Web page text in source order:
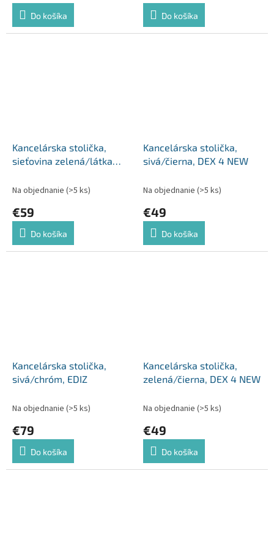
Do košíka Do košíka
Kancelárska stolička,
sieťovina zelená/látka
Na objednanie (>5 ks)
€59
Do košíka
Kancelárska stolička,
sivá/čierna, DEX 4 NEW
Na objednanie (>5 ks)
€49
Do košíka
Kancelárska stolička,
sivá/chróm, EDIZ
Na objednanie (>5 ks)
€79
Do košíka
Kancelárska stolička,
zelená/čierna, DEX 4 NEW
Na objednanie (>5 ks)
€49
Do košíka